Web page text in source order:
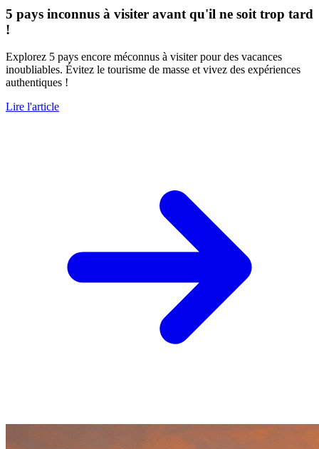
5 pays inconnus à visiter avant qu'il ne soit trop tard
!
Explorez 5 pays encore méconnus à visiter pour des vacances
inoubliables. Évitez le tourisme de masse et vivez des expériences
authentiques !
Lire l'article